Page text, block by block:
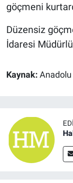
göçmeni
Düzensiz
İdaresi
Kaynak: Anadolu